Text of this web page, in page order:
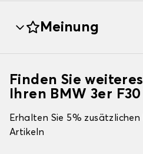
Meinung
Finden Sie
Ihren BMW 3er F30
Erhalten Sie 5%
Artikeln